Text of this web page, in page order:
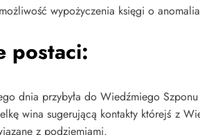
wypożyczenia księgi o
postaci:
dnia przybyła do Wiedźmiego
wina sugerującą kontakty którejś z
z podziemiami.